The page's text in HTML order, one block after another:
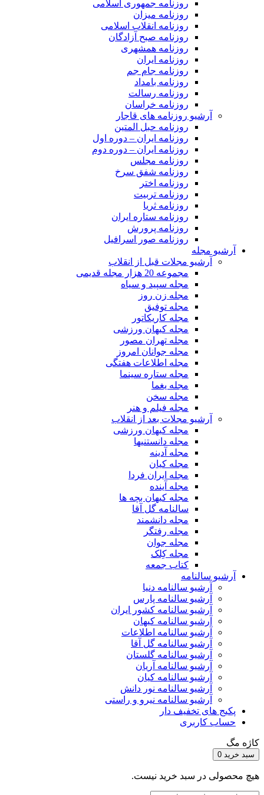
روزنامه جمهوری اسلامی
روزنامه میزان
روزنامه انقلاب اسلامی
روزنامه صبح آزادگان
روزنامه همشهری
روزنامه ایران
روزنامه جام جم
روزنامه بامداد
روزنامه رسالت
روزنامه خراسان
آرشیو روزنامه های قاجار
روزنامه حبل المتین
روزنامه ایران – دوره اول
روزنامه ایران – دوره دوم
روزنامه مجلس
روزنامه شفق سرخ
روزنامه اختر
روزنامه تربیت
روزنامه ثریا
روزنامه ستاره ایران
روزنامه پرورش
روزنامه صور اسرافیل
آرشیو مجله
آرشیو مجلات قبل از انقلاب
مجموعه 20 هزار مجله قدیمی
مجله سپید و سیاه
مجله زن روز
مجله توفیق
مجله کاریکاتور
مجله کیهان ورزشی
مجله تهران مصور
مجله جوانان امروز
مجله اطلاعات هفتگی
مجله ستاره سینما
مجله یغما
مجله سخن
مجله فیلم و هنر
آرشیو مجلات بعد از انقلاب
مجله کیهان ورزشی
مجله دانستنیها
مجله آدینه
مجله کیان
مجله ایران فردا
مجله آینده
مجله کیهان بچه ها
سالنامه گل آقا
مجله دانشمند
مجله رفتگر
مجله جوان
مجله کِلک
کتاب جمعه
آرشیو سالنامه
آرشیو سالنامه دنیا
آرشیو سالنامه پارس
آرشیو سالنامه کشور ایران
آرشیو سالنامه کیهان
آرشیو سالنامه اطلاعات
آرشیو سالنامه گل آقا
آرشیو سالنامه گلستان
آرشیو سالنامه آریان
آرشیو سالنامه کیان
آرشیو سالنامه نور دانش
آرشیو سالنامه نیرو و راستی
پکیج های تخفیف دار
حساب کاربری
کاژه مگ
سبد خرید 0
هیچ محصولی در سبد خرید نیست.